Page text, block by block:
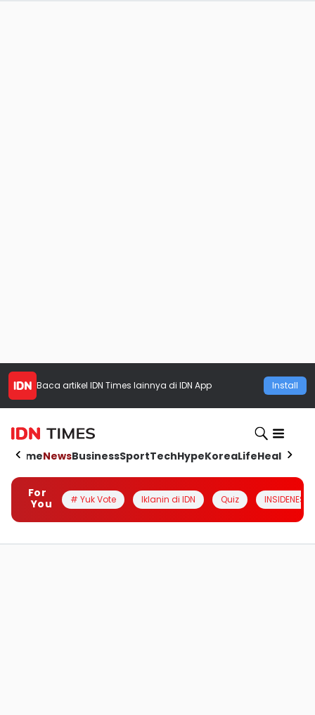
Baca artikel IDN Times lainnya di IDN App Install
HomeNewsBusinessSportTechHypeKoreaLifeHealth
For
You
# Yuk Vote Iklanin di IDN Quiz INSIDENESIA